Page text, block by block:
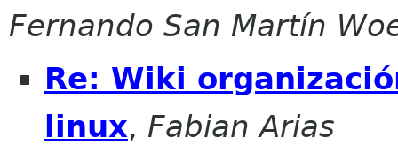
Fernando San Martín
Re: Wiki
linux, Fabian Arias